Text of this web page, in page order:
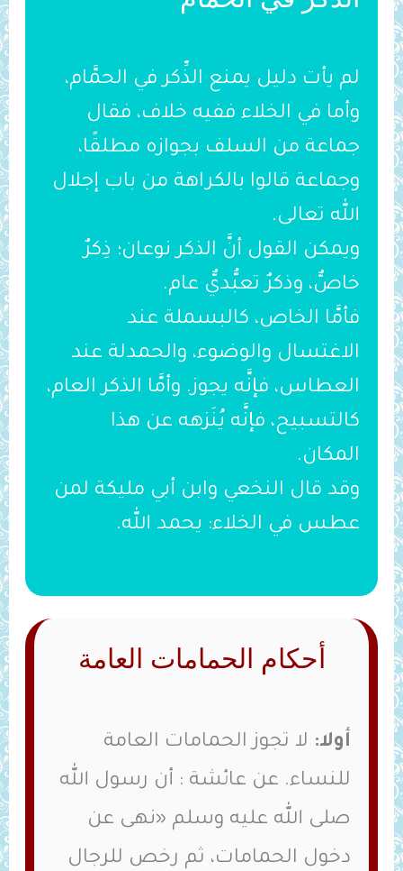
لم يأت دليل يمنع الذِّكر في الحمَّام،
وأما في الخلاء ففيه خلاف، فقال
جماعة من السلف بجوازه مطلقًا،
وجماعة قالوا بالكراهة من باب إجلال
الله تعالى.
ويمكن القول أنَّ الذكر نوعان؛ ذِكرٌ
خاصٌّ، وذكرٌ تعبُّديٌّ عام.
فأمَّا الخاص، كالبسملة عند
الاغتسال والوضوء، والحمدلة عند
العطاس، فإنَّه يجوز. وأمَّا الذكر العام،
كالتسبيح، فإنَّه يُنَزهه عن هذا
المكان.
وقد قال النخعي وابن أبي مليكة لمن
عطس في الخلاء: يحمد الله.
أحكام الحمامات العامة
أولا: لا تجوز الحمامات العامة
للنساء. عن عائشة : أن رسول الله
صلى الله عليه وسلم «‌نهى ‌عن
‌دخول ‌الحمامات، ثم رخص للرجال